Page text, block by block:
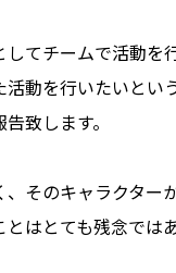
てチームで活動
動を行いたいとい
致します。
そのキャラクター
はとても残念で